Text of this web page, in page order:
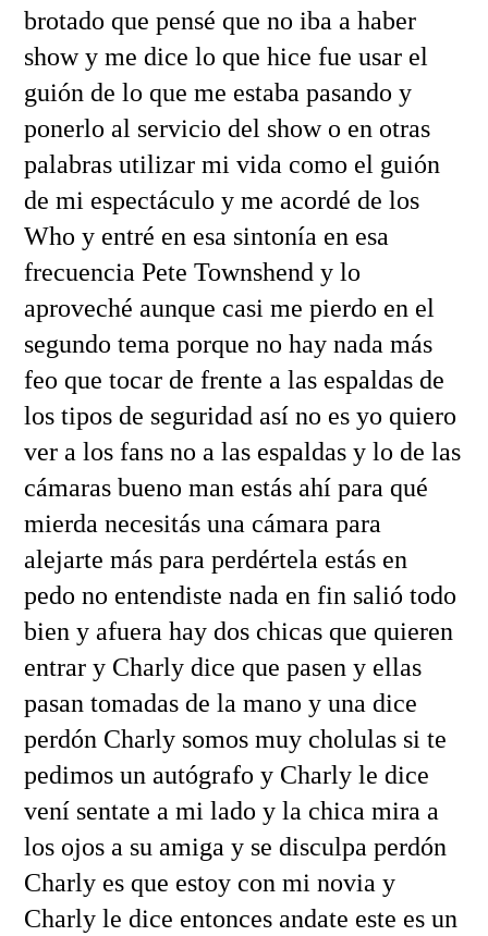
brotado que pensé que no iba a haber
show y me dice lo que hice fue usar el
guión de lo que me estaba pasando y
ponerlo al servicio del show o en otras
palabras utilizar mi vida como el guión
de mi espectáculo y me acordé de los
Who y entré en esa sintonía en esa
frecuencia Pete Townshend y lo
aproveché aunque casi me pierdo en el
segundo tema porque no hay nada más
feo que tocar de frente a las espaldas de
los tipos de seguridad así no es yo quiero
ver a los fans no a las espaldas y lo de las
cámaras bueno man estás ahí para qué
mierda necesitás una cámara para
alejarte más para perdértela estás en
pedo no entendiste nada en fin salió todo
bien y afuera hay dos chicas que quieren
entrar y Charly dice que pasen y ellas
pasan tomadas de la mano y una dice
perdón Charly somos muy cholulas si te
pedimos un autógrafo y Charly le dice
vení sentate a mi lado y la chica mira a
los ojos a su amiga y se disculpa perdón
Charly es que estoy con mi novia y
Charly le dice entonces andate este es un